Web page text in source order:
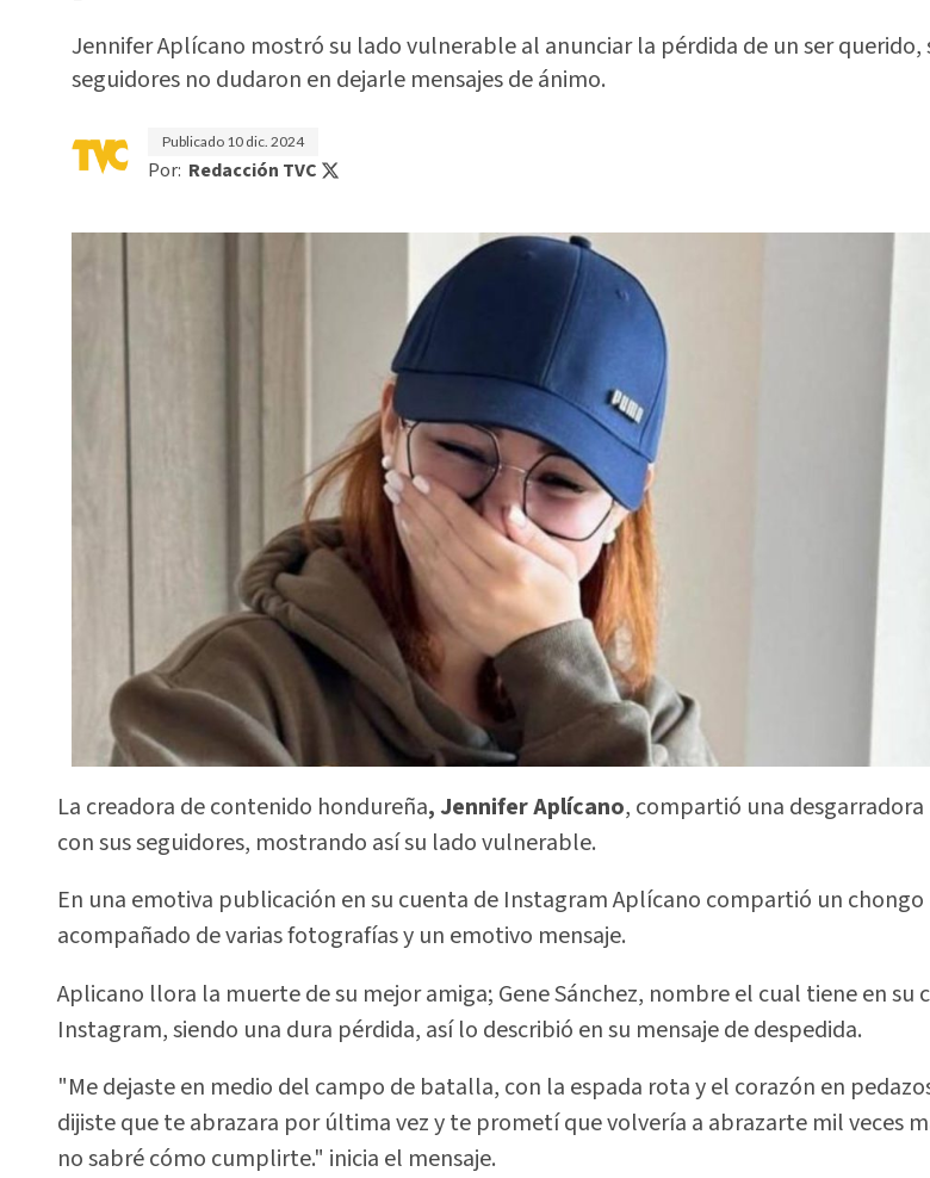
Jennifer Aplícano mostró su lado vulnerable al anunciar la pérdida de un ser querido,
seguidores no dudaron en dejarle mensajes de ánimo.
Publicado 10 dic. 2024
Por: Redacción TVC
La creadora de contenido hondureña, Jennifer Aplícano, compartió una
con sus seguidores, mostrando así su lado vulnerable.
En una emotiva publicación en su cuenta de Instagram Aplícano compartió un chongo
acompañado de varias fotografías y un emotivo mensaje.
Aplicano llora la muerte de su mejor amiga; Gene Sánchez, nombre el cual tiene en su
Instagram, siendo una dura pérdida, así lo describió en su mensaje de despedida.
"Me dejaste en medio del campo de batalla, con la espada rota y el corazón en
dijiste que te abrazara por última vez y te prometí que volvería a abrazarte mil veces
no sabré cómo cumplirte." inicia el mensaje.